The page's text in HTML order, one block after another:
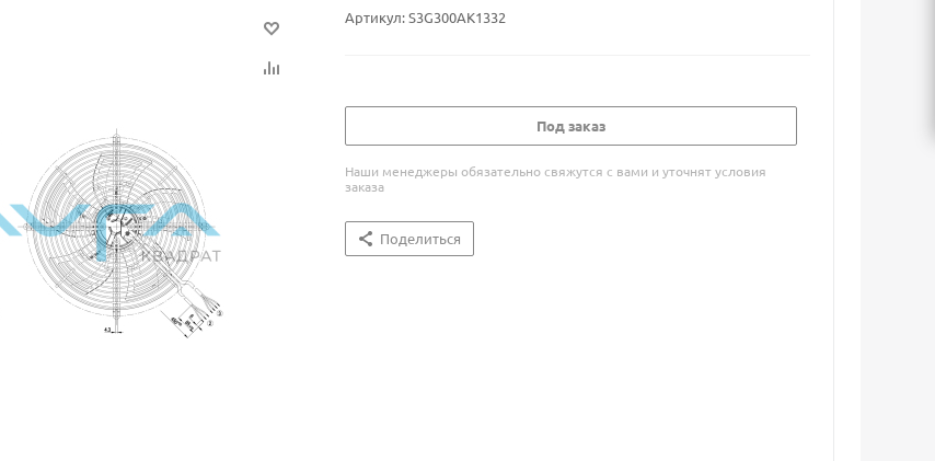
Артикул:S3G300AK1332
Под заказ
Наши менеджеры обязательно свяжутся с вами и уточнят условия
заказа
Поделиться